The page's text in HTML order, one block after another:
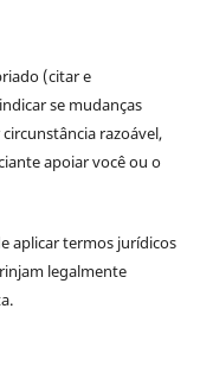
(citar e
se mudanças
razoável,
apoiar você ou o
aplicar termos jurídicos
legalmente